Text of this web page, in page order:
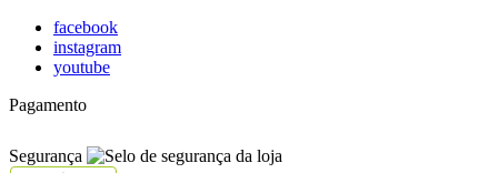
facebook
instagram
youtube
Pagamento
Segurança